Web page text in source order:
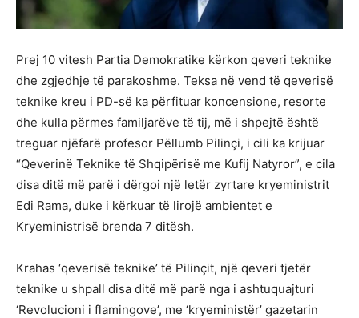
Prej 10 vitesh Partia Demokratike kërkon qeveri teknike
dhe zgjedhje të parakoshme. Teksa në vend të qeverisë
teknike kreu i PD-së ka përfituar koncensione, resorte
dhe kulla përmes familjarëve të tij, më i shpejtë është
treguar njëfarë profesor Pëllumb Pilinçi, i cili ka krijuar
“Qeverinë Teknike të Shqipërisë me Kufij Natyror”, e cila
disa ditë më parë i dërgoi një letër zyrtare kryeministrit
Edi Rama, duke i kërkuar të lirojë ambientet e
Kryeministrisë brenda 7 ditësh.
Krahas ‘qeverisë teknike’ të Pilinçit, një qeveri tjetër
teknike u shpall disa ditë më parë nga i ashtuquajturi
‘Revolucioni i flamingove’, me ‘kryeministër’ gazetarin